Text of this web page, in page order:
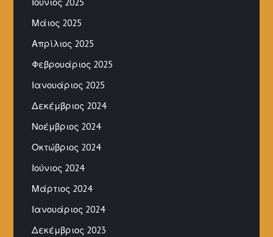
Μάιος 2025
Απρίλιος 2025
Φεβρουάριος 2025
Ιανουάριος 2025
Δεκέμβριος 2024
Νοέμβριος 2024
Οκτώβριος 2024
Ιούνιος 2024
Μάρτιος 2024
Ιανουάριος 2024
Δεκέμβριος 2023